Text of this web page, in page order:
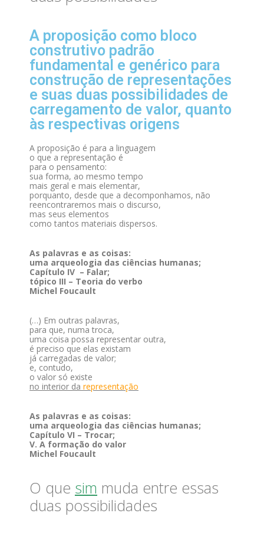
A proposição como bloco
construtivo padrão
fundamental e genérico para
construção de representações
e suas duas possibilidades de
carregamento de valor, quanto
às respectivas origens
A proposição é para a linguagem
o que a representação é
para o pensamento:
sua forma, ao mesmo tempo
mais geral e mais elementar,
porquanto, desde que a decomponhamos, não
reencontraremos mais o discurso,
mas seus elementos
como tantos materiais dispersos.
As palavras e as coisas:
uma arqueologia das ciências humanas;
Capítulo IV – Falar;
tópico III – Teoria do verbo
Michel Foucault
(…) Em outras palavras,
para que, numa troca,
uma coisa possa representar outra,
é preciso que elas existam
já carregadas de valor;
e, contudo,
o valor só existe
no interior da representação
As palavras e as coisas:
uma arqueologia das ciências humanas;
Capítulo VI – Trocar;
V. A formação do valor
Michel Foucault
O que sim muda entre essas
duas possibilidades